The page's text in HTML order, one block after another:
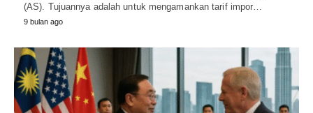
(AS). Tujuannya adalah untuk mengamankan tarif impor…
9 bulan ago